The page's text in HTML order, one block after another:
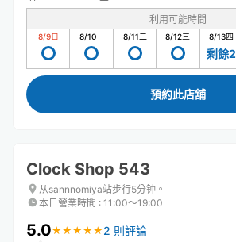
利用可能時間
8/9日 8/10一 8/11二 8/12三 8/13四
剩餘2
預約此店舖
Clock Shop 543
从sannnomiya站步行5分钟。
本日營業時間 : 11:00〜19:00
5.0★ ★ ★ ★ ★
★ ★ ★ ★ ★ 2 則評論